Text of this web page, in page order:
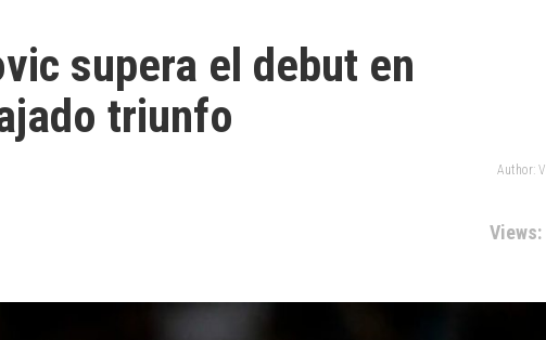
supera el debut en
triunfo
Author:
Views: